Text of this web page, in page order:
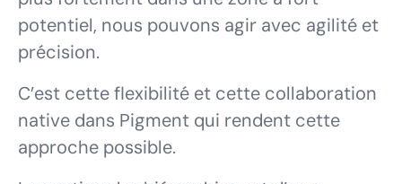
potentiel, nous pouvons agir avec agilité et
précision.
C’est cette flexibilité et cette collaboration
native dans Pigment qui rendent cette
approche possible.